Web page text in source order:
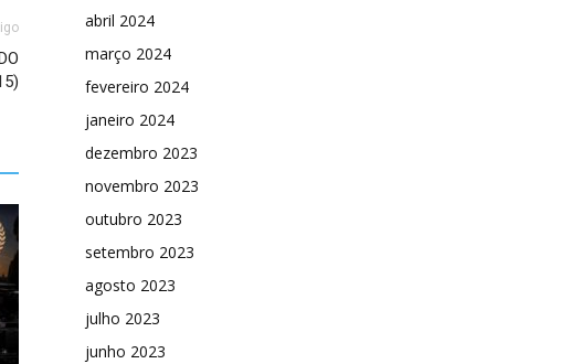
abril 2024
março 2024
fevereiro 2024
janeiro 2024
dezembro 2023
novembro 2023
outubro 2023
setembro 2023
agosto 2023
julho 2023
junho 2023